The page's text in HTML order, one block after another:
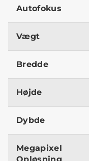
Autofokus
Vægt
Bredde
Højde
Dybde
Megapixel